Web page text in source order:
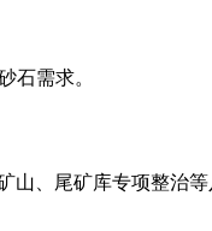
石需求。
、尾矿库专项整治